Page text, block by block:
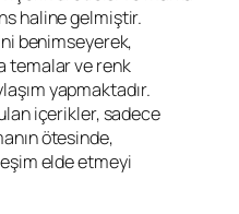
haline gelmiştir.
benimseyerek,
temalar ve renk
yapmaktadır.
içerikler, sadece
ötesinde,
elde etmeyi